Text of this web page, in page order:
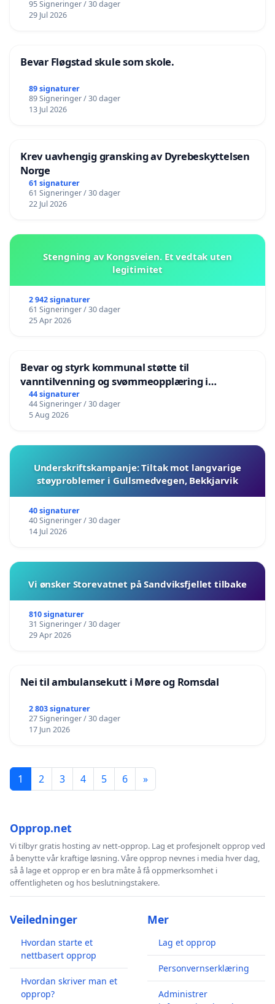
95 Signeringer / 30 dager
29 Jul 2026
Bevar Fløgstad skule som skole.
89 signaturer
89 Signeringer / 30 dager
13 Jul 2026
Krev uavhengig gransking av Dyrebeskyttelsen
Norge
61 signaturer
61 Signeringer / 30 dager
22 Jul 2026
Stengning av Kongsveien. Et vedtak uten
legitimitet
2 942 signaturer
61 Signeringer / 30 dager
25 Apr 2026
Bevar og styrk kommunal støtte til
vanntilvenning og svømmeopplæring i
barnehagene i Haugesund
44 signaturer
44 Signeringer / 30 dager
5 Aug 2026
Underskriftskampanje: Tiltak mot langvarige
støyproblemer i Gullsmedvegen, Bekkjarvik
40 signaturer
40 Signeringer / 30 dager
14 Jul 2026
Vi ønsker Storevatnet på Sandviksfjellet tilbake
810 signaturer
31 Signeringer / 30 dager
29 Apr 2026
Nei til ambulansekutt i Møre og Romsdal
2 803 signaturer
27 Signeringer / 30 dager
17 Jun 2026
1 2 3 4 5 6 »
Opprop.net
Vi tilbyr gratis hosting av nett-opprop. Lag et profesjonelt opprop ved
å benytte vår kraftige løsning. Våre opprop nevnes i media hver dag,
så å lage et opprop er en bra måte å få oppmerksomhet i
offentligheten og hos beslutningstakere.
Veiledninger
Hvordan starte et
nettbasert opprop
Hvordan skriver man et
opprop?
Mer
Lag et opprop
Personvernserklæring
Administrer